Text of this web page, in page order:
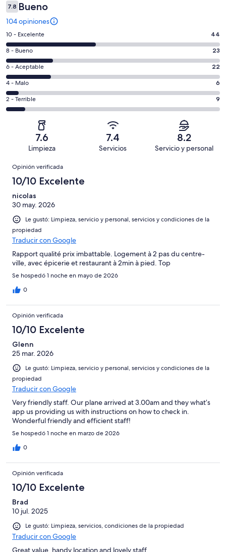
7.8 Bueno
104 opiniones
Puntuación
de
10,
es
decir,
Excelente.
Basada
en
opiniones
10 - Excelente 44
Puntuación
de
8,
es
decir,
Bueno.
opiniones
8 - Bueno 23
Puntuación
de
6,
es
decir,
Aceptable.
de
104
opiniones
6 - Aceptable 22
Puntuación
de
4,
Basada
de
opiniones
4 - Malo 6
Puntuación
de
Terrible.
Basada
de
104
opiniones
2 - Terrible 9
7.6
Limpieza
7.4
Servicios
8.2
Servicio y personal
Opiniones
Opinión verificada
10/10 Excelente
nicolas
30 may. 2026
Le gustó: Limpieza, servicio y personal, servicios y condiciones de la
propiedad
Traducir con Google
Rapport qualité prix imbattable. Logement à 2 pas du centre-
ville, avec épicerie et restaurant à 2min à pied. Top
Se hospedó 1 noche en mayo de 2026
0
Opinión verificada
10/10 Excelente
Glenn
25 mar. 2026
Le gustó: Limpieza, servicio y personal, servicios y condiciones de la
propiedad
Traducir con Google
Very friendly staff. Our plane arrived at 3.00am and they what’s
app us providing us with instructions on how to check in.
Wonderful friendly and efficient staff!
Se hospedó 1 noche en marzo de 2026
0
Opinión verificada
10/10 Excelente
Brad
10 jul. 2025
Le gustó: Limpieza, servicios, condiciones de la propiedad
Traducir con Google
Great value, handy location and lovely staff.